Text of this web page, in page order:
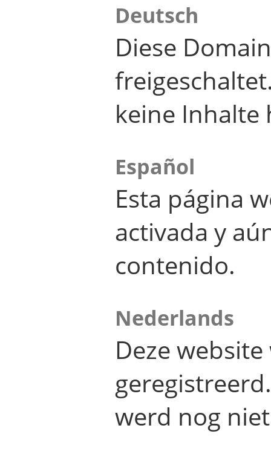
Deutsch
Diese
keine Inhalte
Español
Esta página
activada y
contenido.
Nederlands
Deze
werd nog